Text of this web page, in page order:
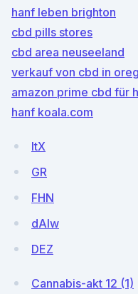
hanf leben brighton
cbd pills stores
cbd area neuseeland
verkauf von cbd in
amazon prime cbd für
hanf koala.com
ltX
GR
FHN
dAlw
DEZ
Cannabis-akt 12 (1)